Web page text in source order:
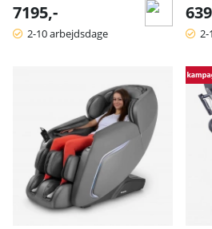
7195,-
2-10 arbejdsdage 2-